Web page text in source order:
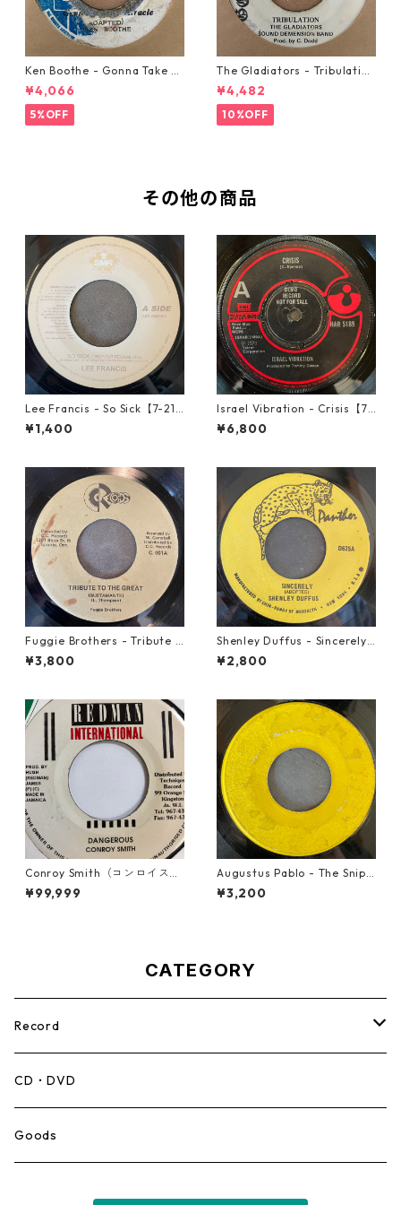
Ken Boothe - Gonna Take A
Miracle【7-21362】
¥4,066
5%OFF
The Gladiators - Tribulation
【7-21365】
¥4,482
10%OFF
その他の商品
Lee Francis - So Sick【7-219
25】
¥1,400
Israel Vibration - Crisis【7-
21895】
¥6,800
Fuggie Brothers - Tribute T
o The Great【7-21765】
¥3,800
Shenley Duffus - Sincerely
【7-22021】
¥2,800
Conroy Smith（コンロイスミ
ス） - Dangerous【7'】
¥99,999
Augustus Pablo - The Snipe
r【7-21945】
¥3,200
CATEGORY
Record
Mento,Calypso,Ballad
Ska
CD・DVD
Goods